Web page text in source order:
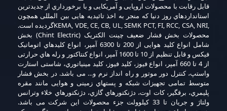
ﻗﺎﺑﻞ رﻗﺎﺑﺖ ﺑﺎ ﻣﺤﺼﻮﻻت اروﭘﺎﯾﯽ و آﻣﺮﯾﮑﺎﯾﯽ و ﺑﺎ ﺑﺮﺧﻮرداري از ﺟﺪﯾﺪﺗﺮﯾﻦ
اﺳﺘﺎﻧﺪاردﻫﺎي روز دﻧﯿﺎ ﮐﻪ ﻣﻨﺠﺮ ﺑﻪ اﺧﺬ ﺗﺎﺋﯿﺪﯾﻪ ﻫﺎﯾﯽ ﺑﯿﻦ اﻟﻤﻠﻠﯽ ﻫﻤﭽﻮن
,KEMA, VDE, CE, CB, UL, SEMK PCT, FI, RCC, CSA, NRIﮔﺮدﯾﺪه اﺳﺖ.
ﻣﺤﺼﻮﻻت ﺑﺨﺶ ﻓﺸﺎر ﺿﻌﯿﻒ ﭼﯿﻨﺖ اﻟﮑﺘﺮﯾﮏ (Chint Electric) ﺑﺨﺶ
ﺷﺎﻣﻞ اﻧﻮاع ﮐﻠﯿﺪ ﻫﻮاﯾﯽ از 200 ﺗﺎ 6300 آﻣﭙﺮ، اﻧﻮاع ﮐﻠﯿﺪﻫﺎي اﺗﻮﻣﺎﺗﯿﮏ
ﻓﯿﮑﺲ و ﻗﺎﺑﻞ ﺗﻨﻈﯿﻢ از 10 ﺗﺎ 1600 آﻣﭙﺮ، اﻧﻮاع ﮐﻨﺘﺎﮐﺘﻮر و رﻟﻪ ﻫﺎي ﺣﺮارﺗﯽ
از 4 ﺗﺎ 660 آﻣﭙﺮ، اﻧﻮاع ﻓﯿﻮز، ﮐﻠﯿﺪ ﻓﯿﻮز، ﮐﻠﯿﺪ ﻣﯿﻨﯿﺎﺗﻮري، ﺷﺎﺳﺘﯽ اﺳﺘﺎرت
واﺳﺘﭗ، ﮐﻨﺘﺮل دور ﻣﻮﺗﻮر و راه اﻧﺪاز ﻧﺮم و… ﻣﯽ ﺑﺎﺷﺪ. در ﺑﺨﺶ ﻓﺸﺎر
ﻣﺘﻮﺳﻂ ﺗﻤﺎﻣﯽ ﺗﺠﻬﯿﺰات ﺷﺒﮑﻪ و ﭘﺴﺘﻬﺎي زﻣﯿﻨﯽ و ﻫﻮاﯾﯽ ﻣﺎﻧﻨﺪ ﻣﻘﺮه
ﭘﻠﯿﻤﺮي، ﺑﺮﻗﮕﯿﺮ، ﮐﺎت اوت، دژﻧﮑﺘﻮرﻫﺎي ﮔﺎزي، دژﻧﮑﺘﻮرﻫﺎي ﺧﻼء وﺗﺮاﻧﺲ
وﻟﺘﺎژ و ﺟﺮﯾﺎن ﺗﺎ 33 ﮐﯿﻠﻮوﻟﺖ ﺟﺰء ﻣﺤﺼﻮﻻت اﯾﻦ ﺷﺮﮐﺖ ﻣﯽ ﺑﺎﺷﺪ.